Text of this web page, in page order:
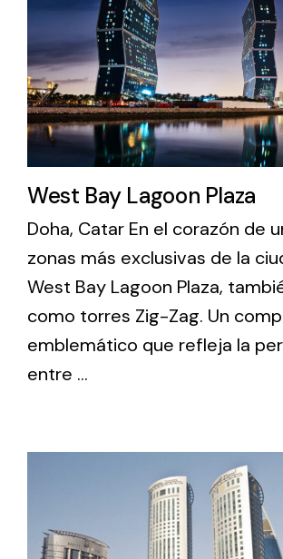
Lighting and Electrical
Equipment
Complete solutions in lighting and
material for each project and need
Ventilación
Amplia gama de ventiladores y
ventilación industriales
The incorporation of Novovent into the
meant a greater offer of ventilation
different uses
West Bay Lagoon Plaza
Doha, Catar En el corazón de
zonas más exclusivas de la
West Bay Lagoon Plaza,
como torres Zig-Zag. Un
emblemático que refleja la
entre ...